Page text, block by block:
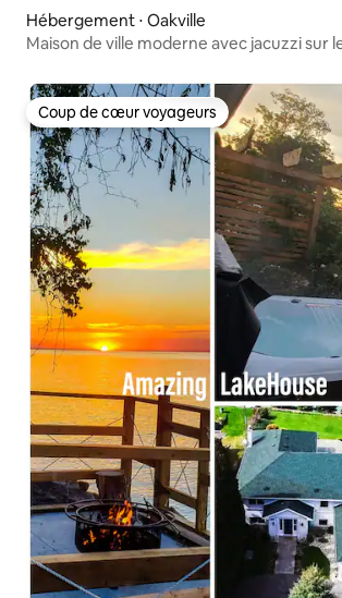
Hébergement ⋅ Oakville
Maison de ville moderne avec jacuzzi sur
Coup de cœur voyageurs
Coup de cœur voyageurs